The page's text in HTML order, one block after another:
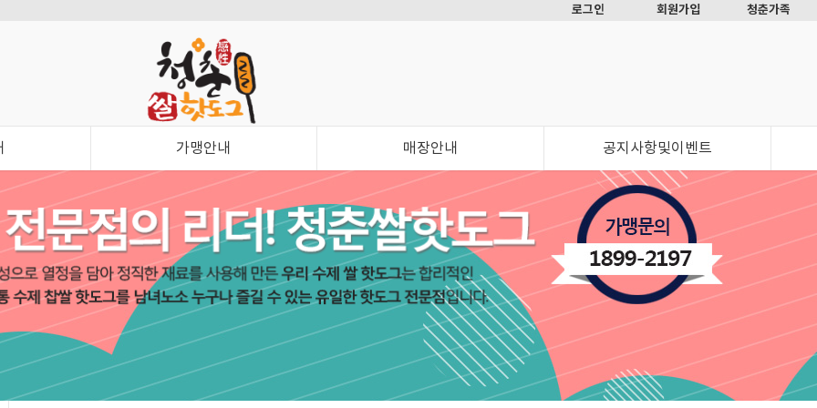
로그인 회원가입 청춘가족
가맹안내 매장안내 공지사항및이벤트